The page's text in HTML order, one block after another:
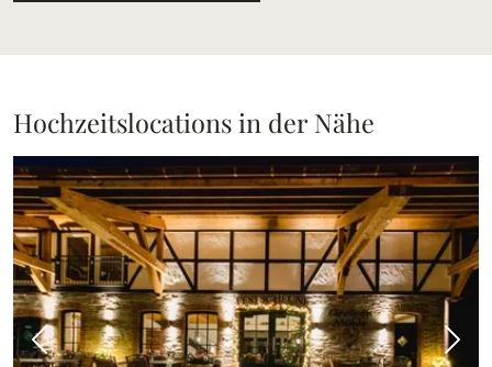
Hochzeitslocations in der Nähe
Vorheriges Bild